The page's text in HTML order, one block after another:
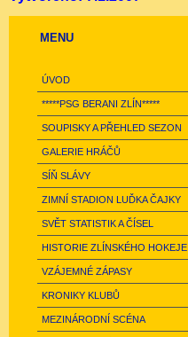
MENU
ÚVOD
*****PSG BERANI ZLÍN*****
SOUPISKY A PŘEHLED SEZON
GALERIE HRÁČŮ
SÍŇ SLÁVY
ZIMNÍ STADION LUĎKA ČAJKY
SVĚT STATISTIK A ČÍSEL
HISTORIE ZLÍNSKÉHO HOKEJE
VZÁJEMNÉ ZÁPASY
KRONIKY KLUBŮ
MEZINÁRODNÍ SCÉNA